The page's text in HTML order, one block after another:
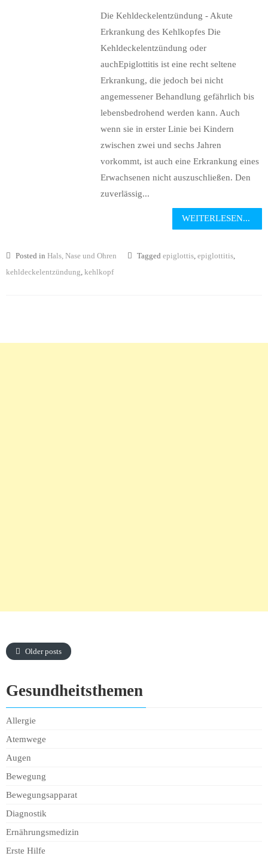
Die Kehldeckelentzündung - Akute
Erkrankung des Kehlkopfes Die
Kehldeckelentzündung oder
auchEpiglottitis ist eine recht seltene
Erkrankung, die jedoch bei nicht
angemessener Behandlung gefährlich bis
lebensbedrohend werden kann. Auch
wenn sie in erster Linie bei Kindern
zwischen zwei und sechs Jahren
vorkommt, ist auch eine Erkrankung eines
Erwachsenen nicht auszuschließen. Den
zuverlässig...
WEITERLESEN...
Posted in Hals, Nase und Ohren Tagged epiglottis, epiglottitis,
kehldeckelentzündung, kehlkopf
Older posts
Gesundheitsthemen
Allergie
Atemwege
Augen
Bewegung
Bewegungsapparat
Diagnostik
Ernährungsmedizin
Erste Hilfe